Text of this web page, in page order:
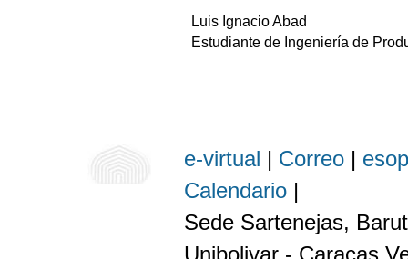
Luis Ignacio Abad
Estudiante de Ingeniería de
e-virtual | Correo|
Calendario|
Sede Sartenejas,
Unibolivar - Caracas